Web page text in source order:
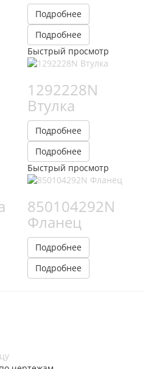
Подробнее
Подробнее
Быстрый просмотр
1292228N
Втулка
Подробнее
Подробнее
Быстрый просмотр
850104292N
Фланец
Подробнее
Подробнее